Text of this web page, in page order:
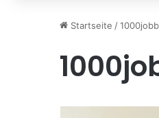
Startseite /